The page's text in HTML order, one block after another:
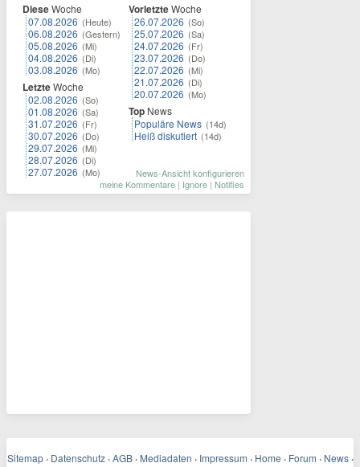
DieseWoche
07.08.2026 (Heute)
06.08.2026 (Gestern)
05.08.2026 (Mi)
04.08.2026 (Di)
03.08.2026 (Mo)
LetzteWoche
02.08.2026 (So)
01.08.2026 (Sa)
31.07.2026 (Fr)
30.07.2026 (Do)
29.07.2026 (Mi)
28.07.2026 (Di)
27.07.2026 (Mo)
VorletzteWoche
26.07.2026 (So)
25.07.2026 (Sa)
24.07.2026 (Fr)
23.07.2026 (Do)
22.07.2026 (Mi)
21.07.2026 (Di)
20.07.2026 (Mo)
Top News
Populäre News (14d)
Heiß diskutiert (14d)
News-Ansicht konfigurieren
meine Kommentare | Ignore | Notifies
Sitemap · Datenschutz · AGB · Mediadaten · Impressum · Home · Forum · News ·